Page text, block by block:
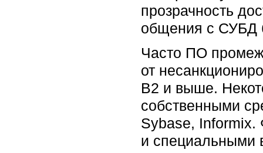
прозрачность
общения с СУБД
Часто ПО
от
B2 и выше.
собственными
Sybase, Informix.
и специальными